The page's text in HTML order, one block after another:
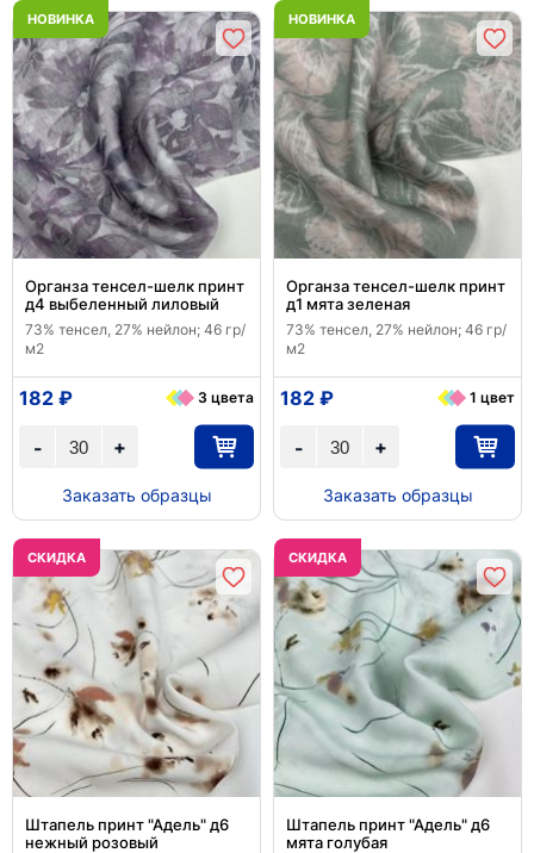
НОВИНКА
Органза тенсел-шелк принт
д4 выбеленный лиловый
73% тенсел, 27% нейлон; 46 гр/
м2
+
-
182 ₽ 3 цвета
Заказать образцы
НОВИНКА
Органза тенсел-шелк принт
д1 мята зеленая
73% тенсел, 27% нейлон; 46 гр/
м2
+
-
182 ₽ 1 цвет
Заказать образцы
CКИДКА
Штапель принт "Адель" д6
нежный розовый
CКИДКА
Штапель принт "Адель" д6
мята голубая